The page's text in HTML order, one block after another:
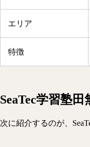
エリア
特徴
SeaTec学習塾田
次に紹介するのが、